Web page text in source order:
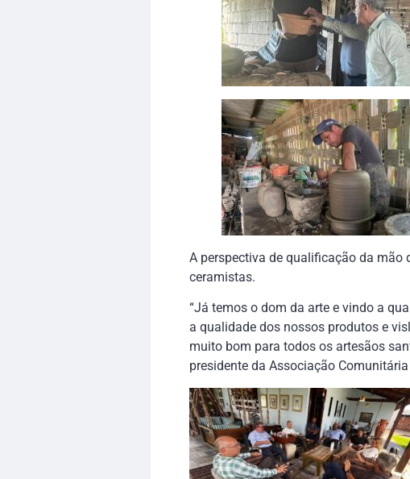
A perspectiva de qualificação da mão
ceramistas.
“Já temos o dom da arte e vindo a
a qualidade dos nossos produtos e
muito bom para todos os artesãos
presidente da Associação